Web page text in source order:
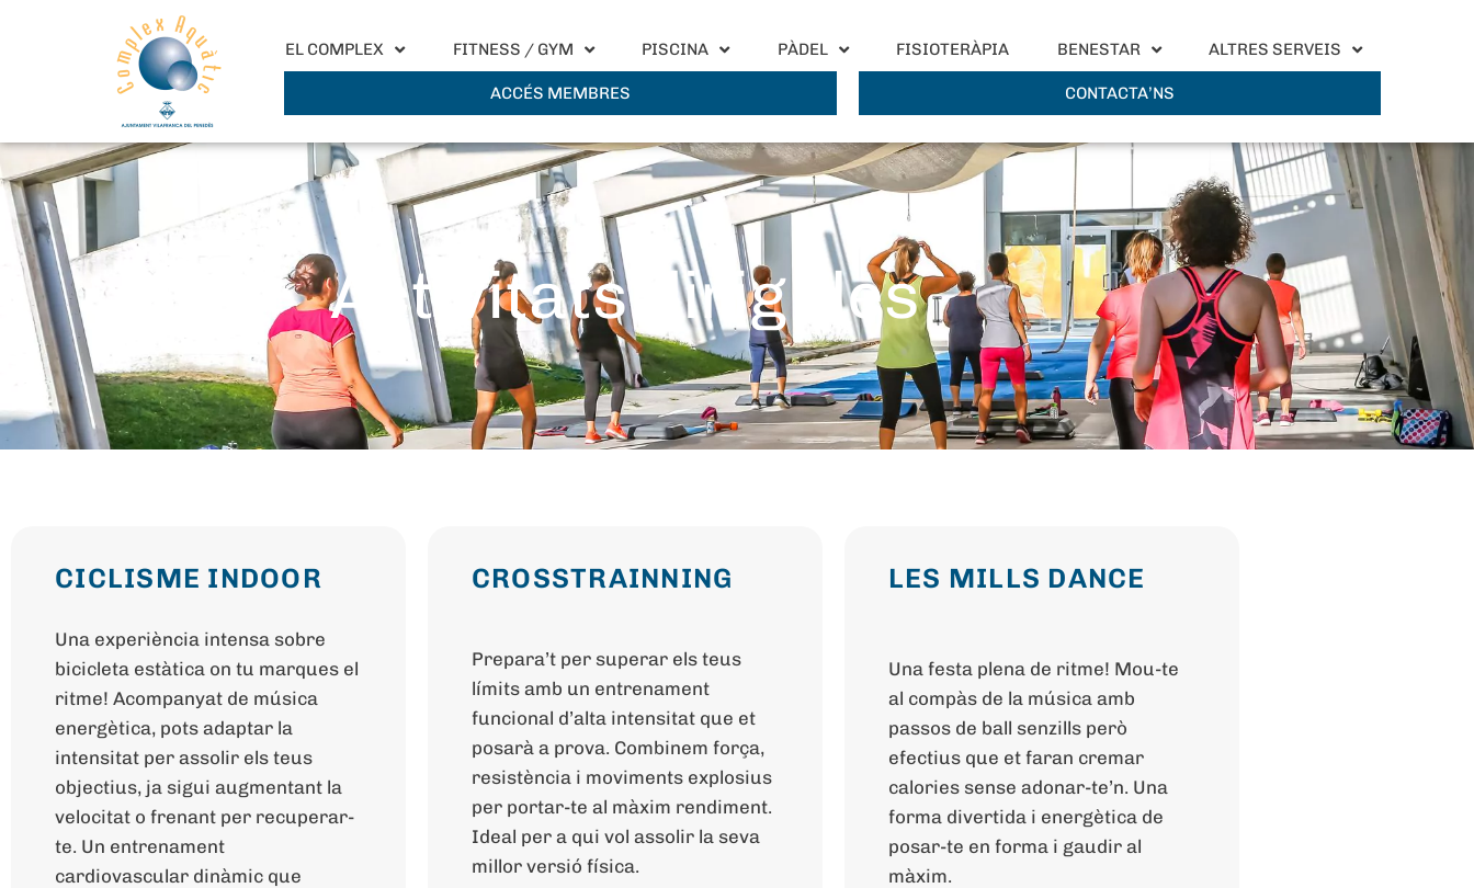
EL COMPLEX FITNESS / GYM PISCINA PÀDEL FISIOTERÀPIA BENESTAR ALTRES SERVEIS
ACCÉS MEMBRES CONTACTA’NS
Activitats dirigides
CICLISME INDOOR
Una experiència intensa sobre
bicicleta estàtica on tu marques el
ritme! Acompanyat de música
energètica, pots adaptar la
intensitat per assolir els teus
objectius, ja sigui augmentant la
velocitat o frenant per recuperar-
te. Un entrenament
cardiovascular dinàmic que
CROSSTRAINNING
Prepara’t per superar els teus
límits amb un entrenament
funcional d’alta intensitat que et
posarà a prova. Combinem força,
resistència i moviments explosius
per portar-te al màxim rendiment.
Ideal per a qui vol assolir la seva
millor versió física.
LES MILLS DANCE
Una festa plena de ritme! Mou-te
al compàs de la música amb
passos de ball senzills però
efectius que et faran cremar
calories sense adonar-te’n. Una
forma divertida i energètica de
posar-te en forma i gaudir al
màxim.